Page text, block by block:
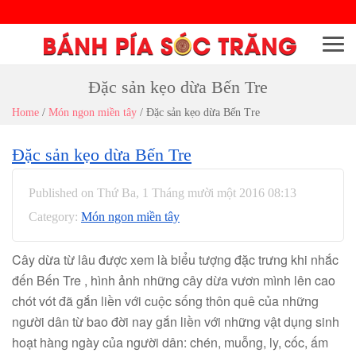
Menu
Đặc sản kẹo dừa Bến Tre
Home / Món ngon miền tây / Đặc sản kẹo dừa Bến Tre
Đặc sản kẹo dừa Bến Tre
Published on Thứ Ba, 1 Tháng mười một 2016 08:13
Category: Món ngon miền tây
Cây dừa từ lâu được xem là biểu tượng đặc trưng khi nhắc
đến Bến Tre , hình ảnh những cây dừa vươn mình lên cao
chót vót đã gắn liền với cuộc sống thôn quê của những
người dân từ bao đời nay gắn liền với những vật dụng sinh
hoạt hàng ngày của người dân: chén, muỗng, ly, cốc, ấm